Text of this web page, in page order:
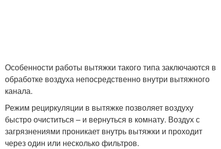
Особенности работы вытяжки такого типа заключаются в
обработке воздуха непосредственно внутри вытяжного
канала.
Режим рециркуляции в вытяжке позволяет воздуху
быстро очиститься – и вернуться в комнату. Воздух с
загрязнениями проникает внутрь вытяжки и проходит
через один или несколько фильтров.